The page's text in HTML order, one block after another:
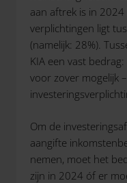
aan aftrek is in
verplichtingen ligt
(namelijk: 28%).
KIA een vast
voor zover mogelijk
Om de
aangifte
nemen, moet het
zijn in 2024 óf er